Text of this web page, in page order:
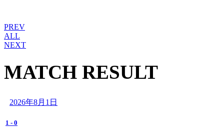
PREV
ALL
NEXT
MATCH RESULT
2026年8月1日
1 - 0